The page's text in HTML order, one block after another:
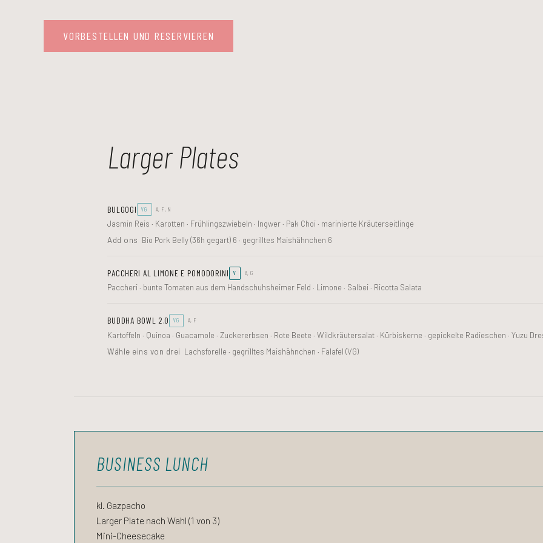
VORBESTELLEN UND RESERVIEREN
Larger Plates
BULGOGI VG A, F, N
Jasmin Reis · Karotten · Frühlingszwiebeln · Ingwer · Pak Choi · marinierte Kräuterseitlinge
Add ons Bio Pork Belly (36h gegart) 6 · gegrilltes Maishähnchen 6
PACCHERI AL LIMONE E POMODORINI V A, G
Paccheri · bunte Tomaten aus dem Handschuhsheimer Feld · Limone · Salbei · Ricotta Salata
BUDDHA BOWL 2.0 VG A, F
Kartoffeln · Quinoa · Guacamole · Zuckererbsen · Rote Beete · Wildkräutersalat · Kürbiskerne · gepickelte Radieschen · Yuzu
Wähle eins von drei Lachsforelle · gegrilltes Maishähnchen · Falafel (VG)
BUSINESS LUNCH
kl. Gazpacho
Larger Plate nach Wahl (1 von 3)
Mini-Cheesecake